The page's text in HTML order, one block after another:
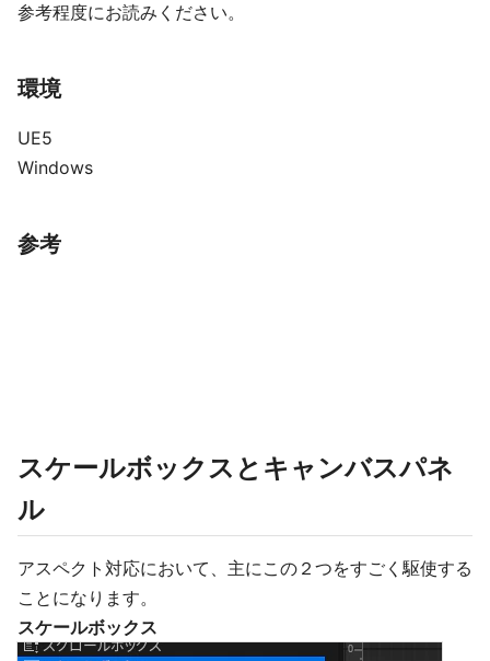
参考程度にお読みください。
環境
UE5
Windows
参考
スケールボックスとキャンバスパネ
ル
アスペクト対応において、主にこの２つをすごく駆使する
ことになります。
スケールボックス